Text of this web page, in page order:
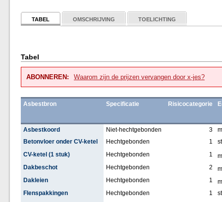
TABEL OMSCHRIJVING TOELICHTING
Tabel
ABONNEREN: Waarom zijn de prijzen vervangen door x-jes?
Asbestbron Specificatie Risicocategorie
Asbestkoord Niet-hechtgebonden 3
m
Betonvloer onder CV-ketel
Hechtgebonden 1
CV-ketel (1 stuk)
Hechtgebonden 1
m
Dakbeschot
Hechtgebonden 2
m
Dakleien
Hechtgebonden 1
m
Flenspakkingen
Hechtgebonden 1